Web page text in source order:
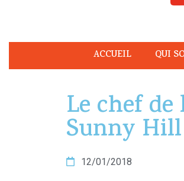
ACCUEIL QUI
Le chef
Sunny
12/01/2018